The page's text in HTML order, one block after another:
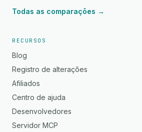
Todas as comparações →
RECURSOS
Blog
Registro de alterações
Afiliados
Centro de ajuda
Desenvolvedores
Servidor MCP